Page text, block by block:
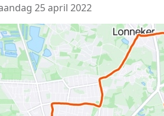
25 april 2022